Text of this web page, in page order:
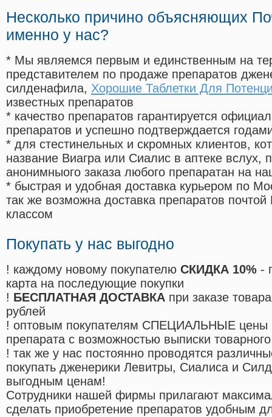
Несколько причино объясняющих
именно у нас?
* Мы являемся первым и единственным на
представителем по продаже препаратов
силденафила, Хорошие Таблетки Для
известных препаратов
* качество препаратов гарантируется
препаратов и успешно подтверждается
* для стестинельных и скромных клиентов,
название Виагра или Сиалис в аптеке вслух,
анонимныого заказа любого препаратан на
* быстрая и удобная доставка курьером по
так же возможна доставка препаратов
классом
Покупать у нас выгодно
! каждому новому покупателю СКИДКА 10% -
карта на последующие покупки
! БЕСПЛАТНАЯ ДОСТАВКА при заказе
рублей
! оптовым покупателям СПЕЦИАЛЬНЫЕ цены
препарата с возможностью выписки
! так же у нас постоянно проводятся
покупать дженерики Левитры, Сиалиса и
выгодным ценам!
Cотрудники нашей фирмы прилагают
сделать приобретение препаратов удобным